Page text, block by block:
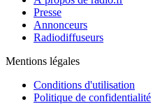
Presse
Annonceurs
Radiodiffuseurs
Mentions légales
Conditions d'utilisation
Politique de confidentialité